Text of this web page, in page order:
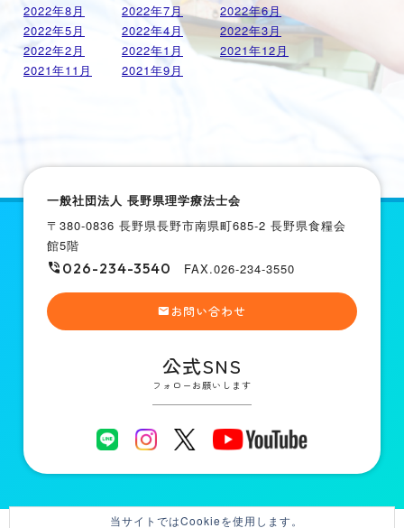
2022年8月
2022年7月
2022年6月
2022年5月
2022年4月
2022年3月
2022年2月
2022年1月
2021年12月
2021年11月
2021年9月
一般社団法人 長野県理学療法士会
〒380-0836 長野県長野市南県町685-2 長野県食糧会
館5階
026-234-3540 FAX.026-234-3550
お問い合わせ
公式SNS
フォローお願いします
当サイトではCookieを使用します。